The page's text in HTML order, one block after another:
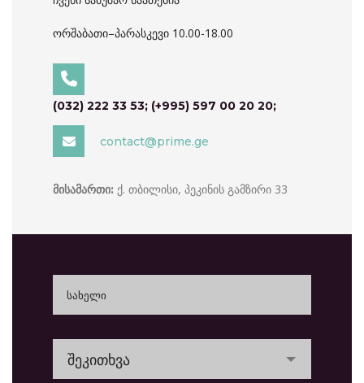
ორშაბათი–პარასკევი 10.00-18.00
(032) 222 33 53; (+995) 597 00 20 20;
contact@prime.ge
მისამართი: ქ. თბილისი, პეკინის გამზირი 33
შეკითხვა